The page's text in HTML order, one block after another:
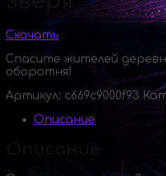
Скачать
Спасите жителей
оборотня!
Артикул: c669c9000f93
Описание